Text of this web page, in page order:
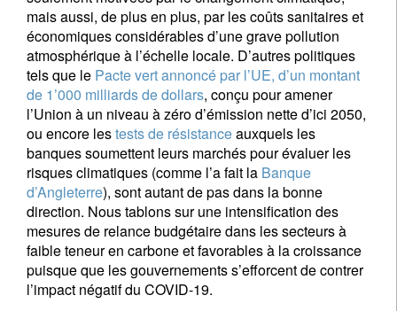
mais aussi, de plus en plus, par les coûts sanitaires et
économiques considérables d’une grave pollution
atmosphérique à l’échelle locale. D’autres politiques
tels que le Pacte vert annoncé par l’UE, d’un montant
de 1’000 milliards de dollars, conçu pour amener
l’Union à un niveau à zéro d’émission nette d’ici 2050,
ou encore lestests de résistanceauxquels les
banques soumettent leurs marchés pour évaluer les
risques climatiques (comme l’a fait la Banque
d’Angleterre), sont autant de pas dans la bonne
direction. Nous tablons sur une intensification des
mesures de relance budgétaire dans les secteurs à
faible teneur en carbone et favorables à la croissance
puisque que les gouvernements s’efforcent de contrer
l’impact négatif du COVID-19.